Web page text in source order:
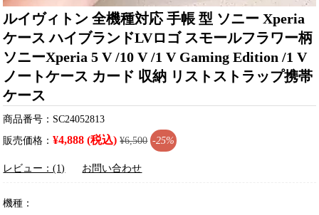
ルイヴィトン 全機種対応 手帳 型 ソニー Xperia
ケース ハイブランドLVロゴ スモールフラワー柄
ソニーXperia 5 V /10 V /1 V Gaming Edition /1 V
ノートケース カード 収納 リストストラップ携帯
ケース
商品番号：SC24052813
販売価格：¥4,888 (税込) ¥6,500 -25%
レビュー：(1) お問い合わせ
機種：